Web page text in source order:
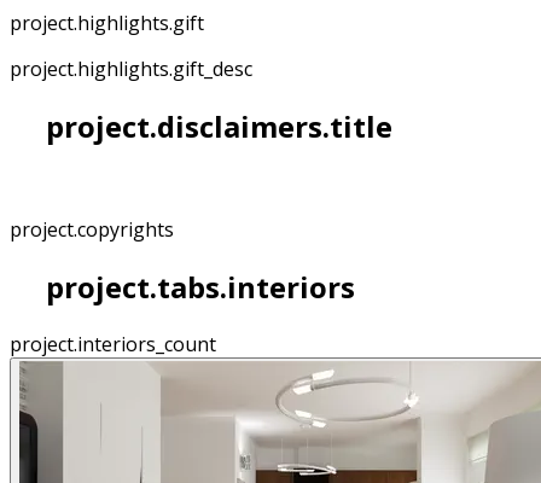
project.highlights.gift
project.highlights.gift_desc
project.disclaimers.title
project.copyrights
project.tabs.interiors
project.interiors_count